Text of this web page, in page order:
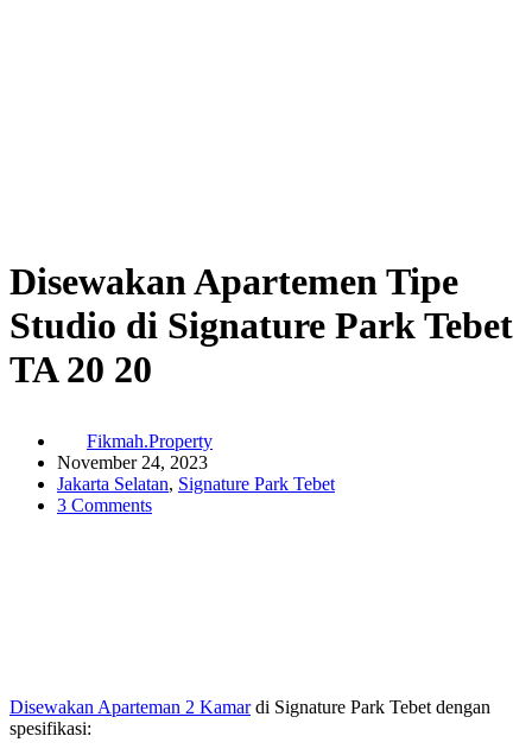
Disewakan Apartemen Tipe
Studio di Signature Park Tebet
TA 20 20
Fikmah.Property
November 24, 2023
Jakarta Selatan, Signature Park Tebet
3 Comments
Disewakan Aparteman 2 Kamardi Signature Park Tebet dengan
spesifikasi: